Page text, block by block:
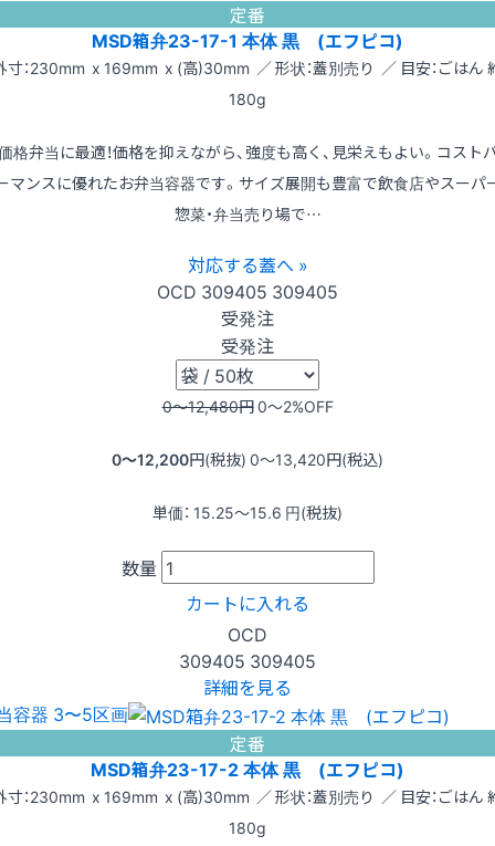
定番
MSD箱弁23-17-1 本体 黒 (エフピコ)
寸：230mm x 169mm x (高)30mm ／ 形状：蓋別売り ／ 目安：ごはん
180g
格弁当に最適！価格を抑えながら、強度も高く、見栄えもよい。コスト
マンスに優れたお弁当容器です。サイズ展開も豊富で飲食店やスーパ
惣菜・弁当売り場で…
対応する蓋へ »
OCD 309405 309405
受発注
受発注
0〜12,480円0〜2%OFF
0〜12,200円(税抜) 0〜13,420円(税込)
単価： 15.25〜15.6 円(税抜)
数量
カートに入れる
OCD
309405 309405
詳細を見る
容器 3〜5区画
定番
MSD箱弁23-17-2 本体 黒 (エフピコ)
寸：230mm x 169mm x (高)30mm ／ 形状：蓋別売り ／ 目安：ごはん
180g